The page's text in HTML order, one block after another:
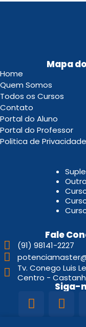
Mapa
Home
Quem Somos
Todos os Cursos
Contato
Portal do Aluno
Portal do Professor
Politica de Privacidade
Fale
(91) 98141-2227
Tv. Conego Luis
Centro -
Siga-